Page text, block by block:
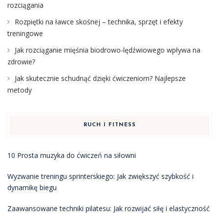
rozciągania
Rozpiętki na ławce skośnej – technika, sprzęt i efekty
treningowe
Jak rozciąganie mięśnia biodrowo-lędźwiowego wpływa na
zdrowie?
Jak skutecznie schudnąć dzięki ćwiczeniom? Najlepsze
metody
RUCH I FITNESS
10 Prosta muzyka do ćwiczeń na siłowni
Wyzwanie treningu sprinterskiego: Jak zwiększyć szybkość i
dynamikę biegu
Zaawansowane techniki pilatesu: Jak rozwijać siłę i elastyczność